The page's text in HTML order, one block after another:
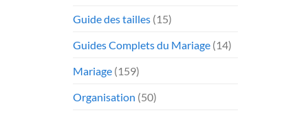
Guide des tailles (15)
Guides Complets du Mariage (14)
Mariage (159)
Organisation (50)